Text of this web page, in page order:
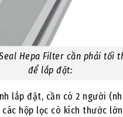
Hepa Filter cần phải tối
để lắp đặt:
lắp đặt, cần có 2 người
hộp lọc có kích thước